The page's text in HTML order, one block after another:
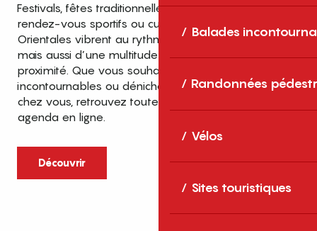
Balades
Randonnées
Vélos
Sites touristiques
Festivals, fêtes traditionnelles, concerts, expositions,
rendez-vous sportifs ou culturels… les Pyrénées-
Orientales vibrent au rythme de grands temps forts
mais aussi d’une multitude d’événements de
proximité. Que vous souhaitiez vivre les
incontournables ou dénicher des sorties près de
chez vous, retrouvez toutes les infos dans notre
agenda en ligne.
Découvrir
Top des événements et sorties
en famille
cet été dans les Pyrénées-Orientales
Entre mer Méditerranée, villages de
caractère et grands espaces naturels, les
Pyrénées-Orientales sont une destination
idéale pour partager des moments en
famille tout au long...